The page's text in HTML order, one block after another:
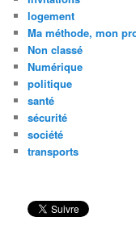
logement
Ma méthode, mon
Non classé
Numérique
politique
santé
sécurité
société
transports